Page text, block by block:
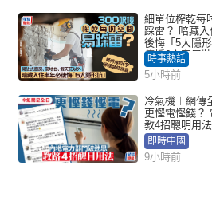
細單位榨乾每
踩雷？ 暗藏
後悔「5大隱
傳授6字家居裝
Juicy叮
時事熱話
5小時前
冷氣機︱網傳
更慳電慳錢？ 電力部門
教4招聰明用法
即時中國
9小時前